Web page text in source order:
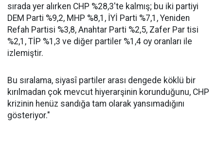
sırada yer alırken CHP %28,3'te kalmış; bu iki partiyi
DEM Parti %9,2, MHP %8,1, İYİ Parti %7,1, Yeniden
Refah Partisi %3,8, Anahtar Parti %2,5, Zafer Par tisi
%2,1, TİP %1,3 ve diğer partiler %1,4 oy oranları ile
izlemiştir.
Bu sıralama, siyasî partiler arası dengede köklü bir
kırılmadan çok mevcut hiyerarşinin korunduğunu, CHP
krizinin henüz sandığa tam olarak yansımadığını
gösteriyor."